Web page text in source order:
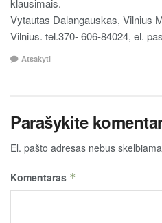
klausimais.
Vytautas Dalangauskas, Vilnius
Vilnius. tel.370- 606-84024, el.
Atsakyti
Parašykite
El. pašto adresas nebus
Komentaras *